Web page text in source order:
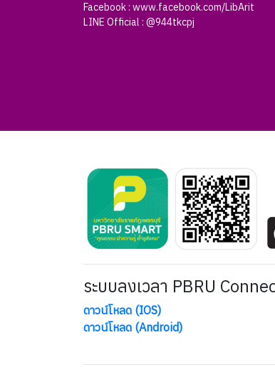
Facebook : www.facebook.com/LibArit
LINE Official : @944tkcpj
ระบบลงเวลา PBRU
ดาวน์โหลด (IOS)
ดาวน์โหลด (Android)